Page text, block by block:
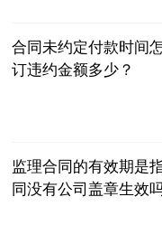
合同未约定付款时间
订违约金额多少？
监理合同的有效期是
同没有公司盖章生效